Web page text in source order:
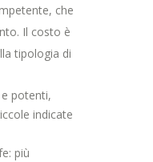
che
Il costo è
tipologia di
potenti,
indicate
più